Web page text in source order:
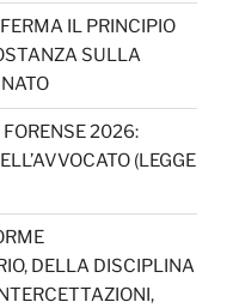
IL PRINCIPIO
SULLA
FORENSE 2026:
(LEGGE
DELLA DISCIPLINA